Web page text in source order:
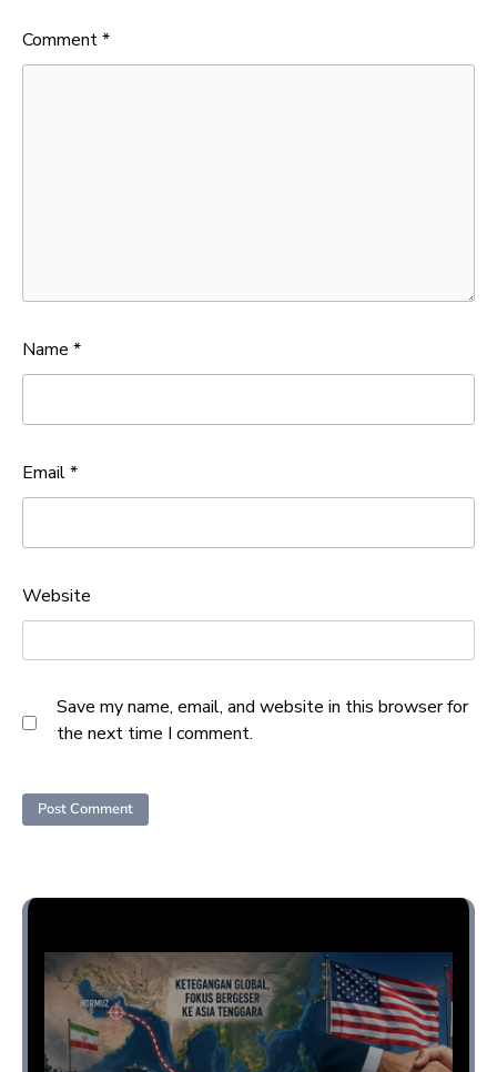
Comment*
Name *
Email*
Website
Save my name, email, and website in this browser for
the next time I comment.